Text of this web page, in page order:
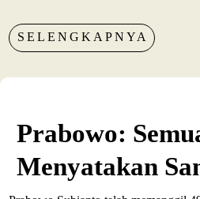
SELENGKAPNYA
Prabowo:
Menyatakan